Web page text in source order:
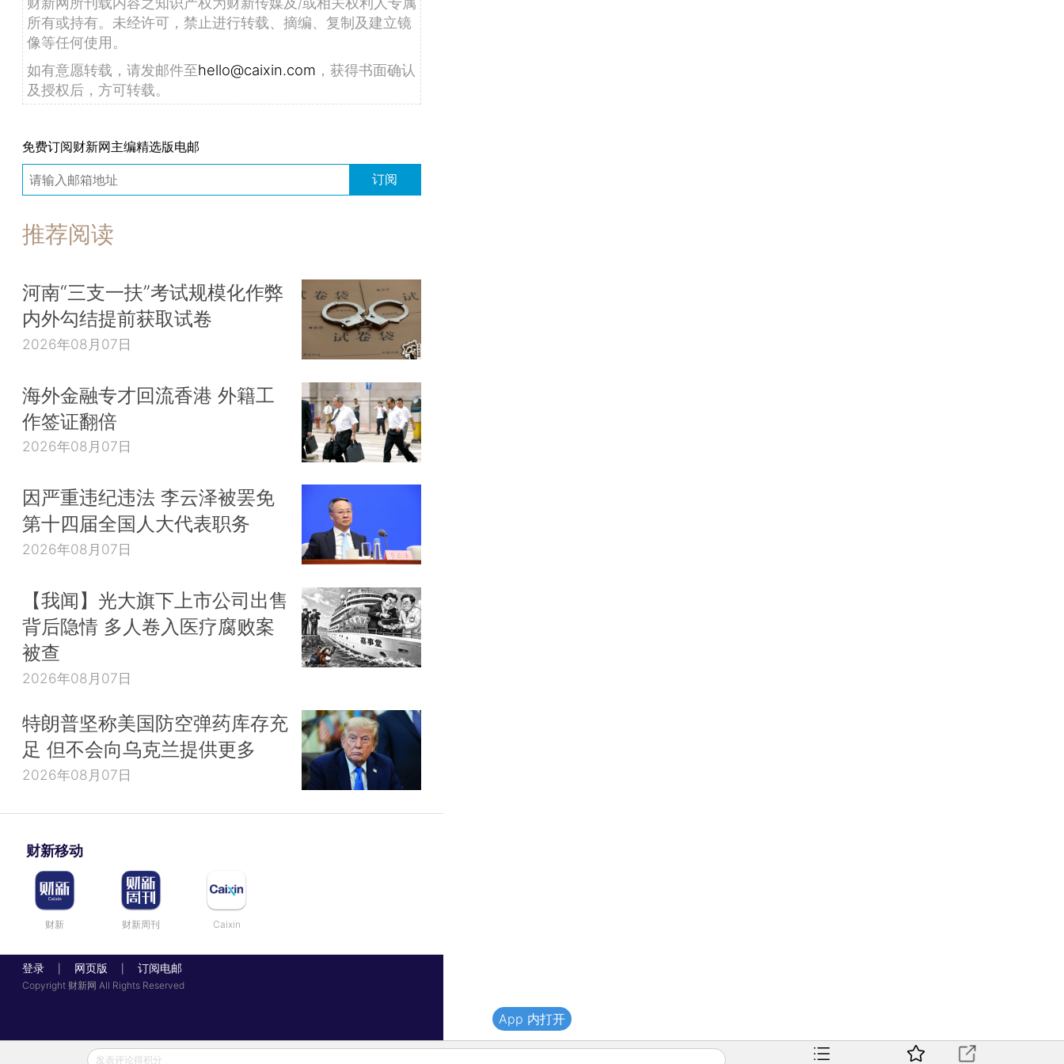
所有或持有。未经许可，禁止进行转载、摘编、复制及建立镜
像等任何使用。
如有意愿转载，请发邮件至hello@caixin.com ，获得书面确认
及授权后，方可转载。
免费订阅财新网主编精选版电邮
订阅
推荐阅读
河南“三支一扶”考试规模化作弊
内外勾结提前获取试卷
2026年08月07日
海外金融专才回流香港 外籍工
作签证翻倍
2026年08月07日
因严重违纪违法 李云泽被罢免
第十四届全国人大代表职务
2026年08月07日
【我闻】光大旗下上市公司出售
背后隐情 多人卷入医疗腐败案
被查
2026年08月07日
特朗普坚称美国防空弹药库存充
足 但不会向乌克兰提供更多
2026年08月07日
财新移动
财新 财新周刊 Caixin
登录 网页版 订阅电邮
Copyright 财新网 All Rights Reserved
发表评论得积分
App 内打开